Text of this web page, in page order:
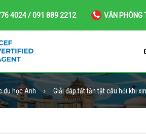
4024 / 091 889 2212 VĂN
du học Anh Giải đáp tất tần tật câu hỏi khi